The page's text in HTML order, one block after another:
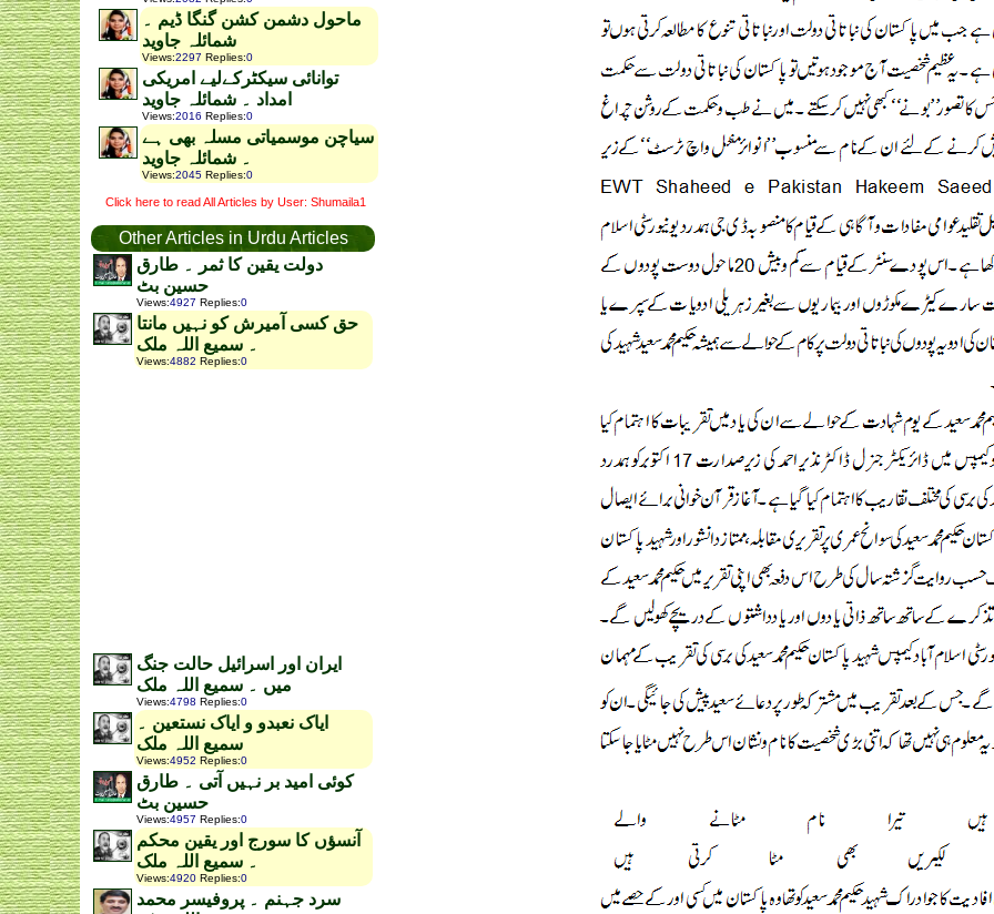
ماحول دشمن کشن گنگا ڈیم ۔
شمائلہ جاوید
Views:2297 Replies:0
توانائی سیکٹرکےلیے امریکی
امداد ۔ شمائلہ جاوید
Views:2016 Replies:0
سیاچن موسمیاتی مسلہ بھی ہے
۔ شمائلہ جاوید
Views:2045 Replies:0
Click here to read All Articles by User: Shumaila1
Other Articles in Urdu Articles
دولت یقین کا ثمر ۔ طارق
حسین بٹ
Views:4927 Replies:0
حق کسی آمیرش کو نہیں مانتا
۔ سمیع اللہ ملک
Views:4882 Replies:0
ایران اور اسرائیل حالت جنگ
میں ۔ سمیع اللہ ملک
Views:4798 Replies:0
ایاک نعبدو و ایاک نستعین ۔
سمیع اللہ ملک
Views:4952 Replies:0
کوئی امید بر نہیں آتی ۔ طارق
حسین بٹ
Views:4957 Replies:0
آنسؤں کا سورج اور یقین محکم
۔ سمیع اللہ ملک
Views:4920 Replies:0
سرد جہنم ۔ پروفیسر محمد